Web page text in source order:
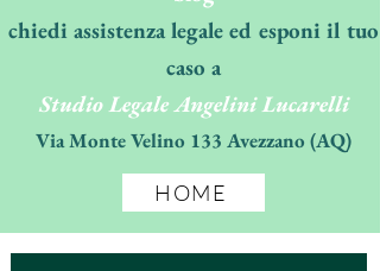
chiedi assistenza legale ed esponi il tuo
caso a
Studio Legale Angelini Lucarelli
Via Monte Velino 133 Avezzano (AQ)
HOME